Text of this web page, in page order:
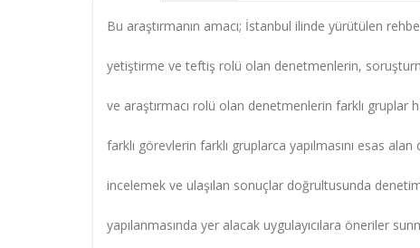
Bu araştırmanın amacı; İstanbul ilinde yürütülen
yetiştirme ve teftiş rolü olan denetmenlerin,
ve araştırmacı rolü olan denetmenlerin farklı gruplar
farklı görevlerin farklı gruplarca yapılmasını esas alan
incelemek ve ulaşılan sonuçlar doğrultusunda
yapılanmasında yer alacak uygulayıcılara öneriler